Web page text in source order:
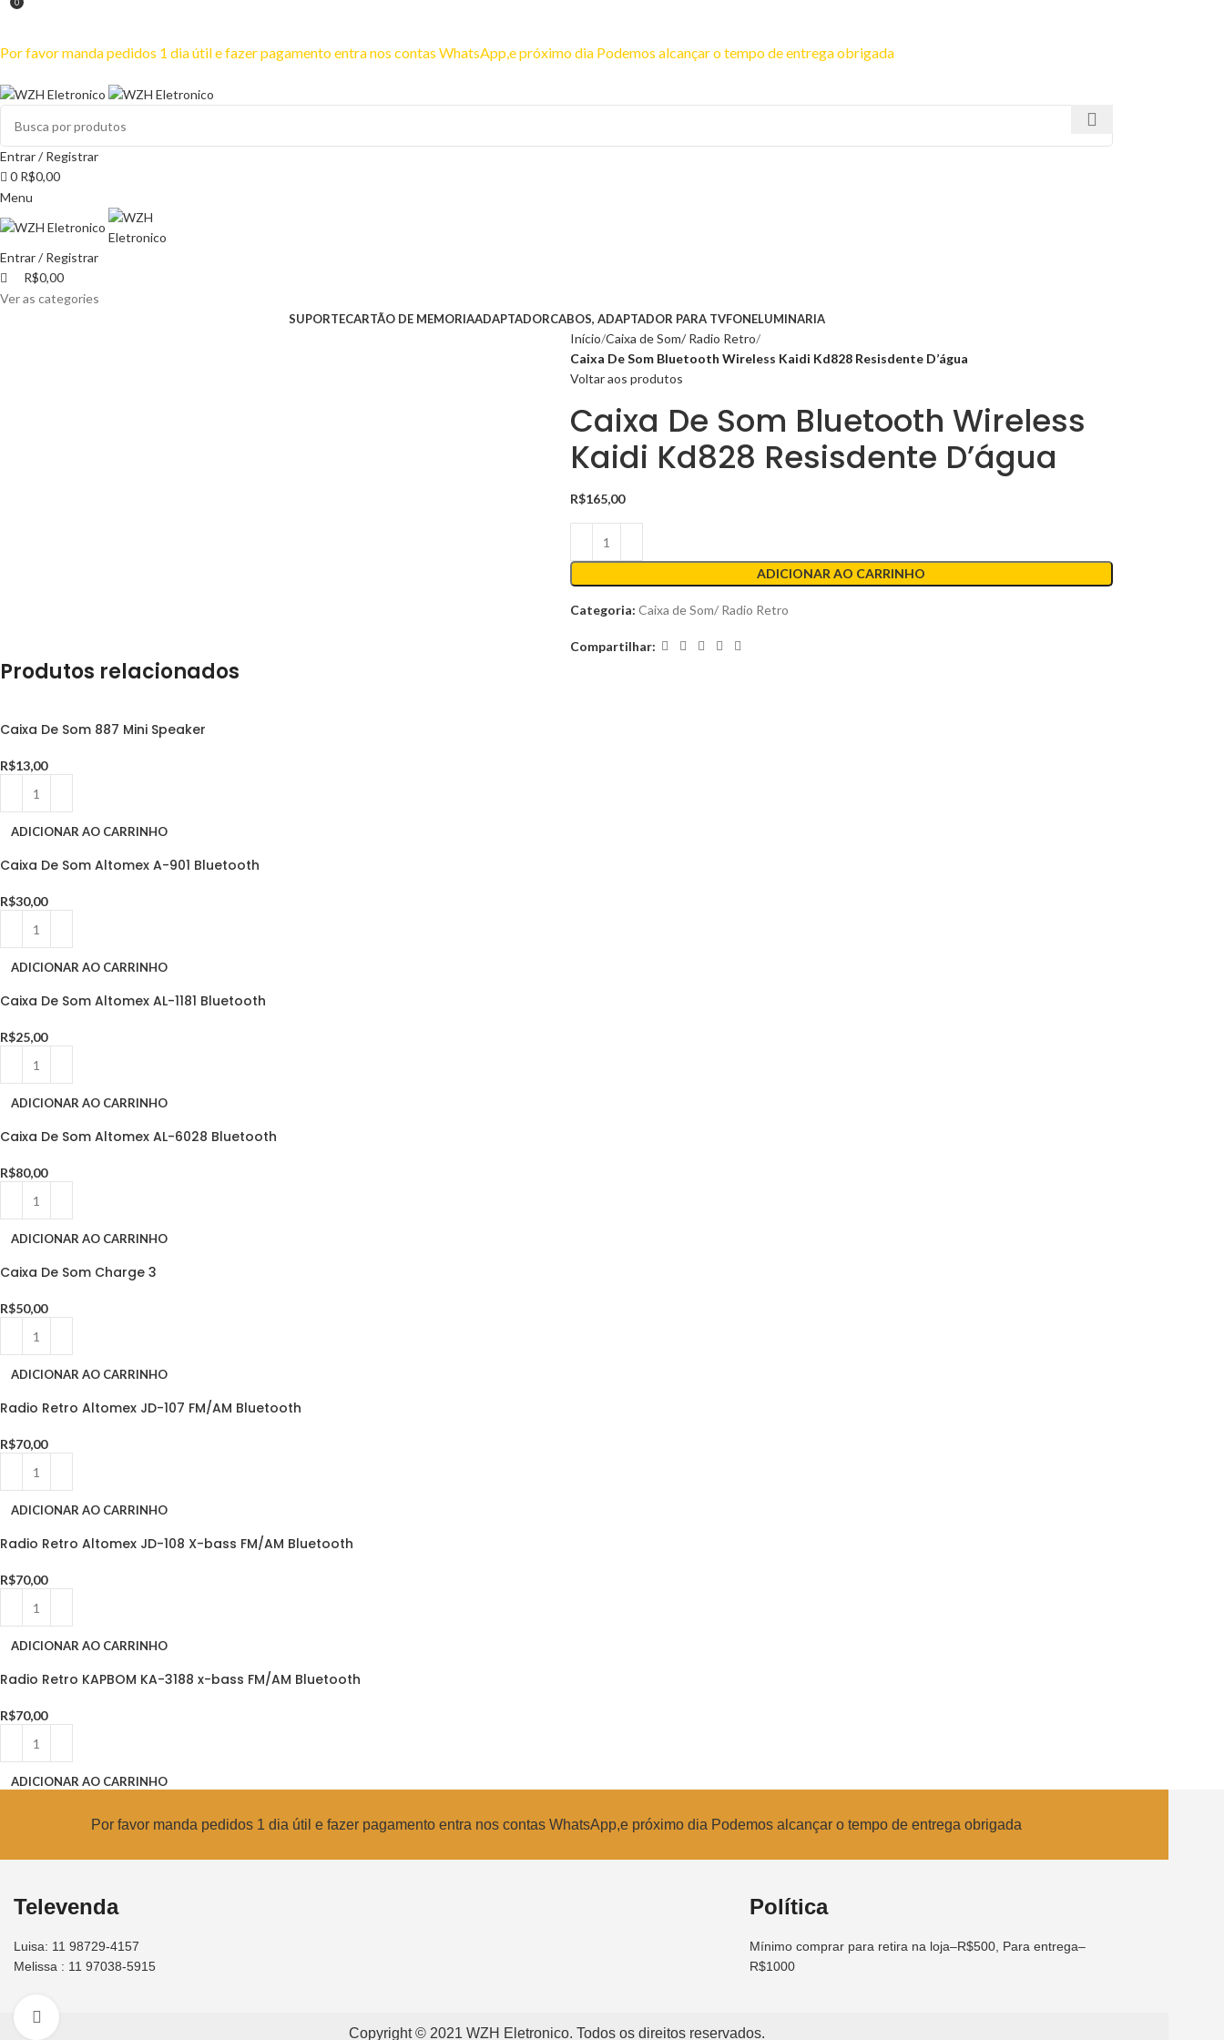
Mínimo comprar para retira na loja--R$500, Para entrega--R$1000
Por favor manda pedidos 1 dia útil e fazer pagamento entra nos contas WhatsApp,e próximo dia Podemos alcançar o tempo de entrega obrigada
Entrar / Registrar
0 R$0,00
Menu
Entrar / Registrar
0
R$0,00
Ver as categories
SUPORTECARTÃO DE MEMORIAADAPTADORCABOS, ADAPTADOR PARA TVFONELUMINARIA
Início Caixa de Som/ Radio Retro
Caixa De Som Bluetooth Wireless Kaidi Kd828 Resisdente D’água
Voltar aos produtos
Caixa De Som Bluetooth Wireless
Kaidi Kd828 Resisdente D’água
R$165,00
ADICIONAR AO CARRINHO
Categoria: Caixa de Som/ Radio Retro
Compartilhar:
Produtos relacionados
Caixa De Som 887 Mini Speaker
R$13,00
ADICIONAR AO CARRINHO
Caixa De Som Altomex A-901 Bluetooth
R$30,00
ADICIONAR AO CARRINHO
Caixa De Som Altomex AL-1181 Bluetooth
R$25,00
ADICIONAR AO CARRINHO
Caixa De Som Altomex AL-6028 Bluetooth
R$80,00
ADICIONAR AO CARRINHO
Caixa De Som Charge 3
R$50,00
ADICIONAR AO CARRINHO
Radio Retro Altomex JD-107 FM/AM Bluetooth
R$70,00
ADICIONAR AO CARRINHO
Radio Retro Altomex JD-108 X-bass FM/AM Bluetooth
R$70,00
ADICIONAR AO CARRINHO
Radio Retro KAPBOM KA-3188 x-bass FM/AM Bluetooth
R$70,00
ADICIONAR AO CARRINHO
Por favor manda pedidos 1 dia útil e fazer pagamento entra nos contas WhatsApp,e próximo dia Podemos alcançar o tempo de entrega obrigada
Televenda
Luisa: 11 98729-4157
Melissa : 11 97038-5915
Política
Mínimo comprar para retira na loja–R$500, Para entrega–
R$1000
Copyright © 2021 WZH Eletronico. Todos os direitos reservados.